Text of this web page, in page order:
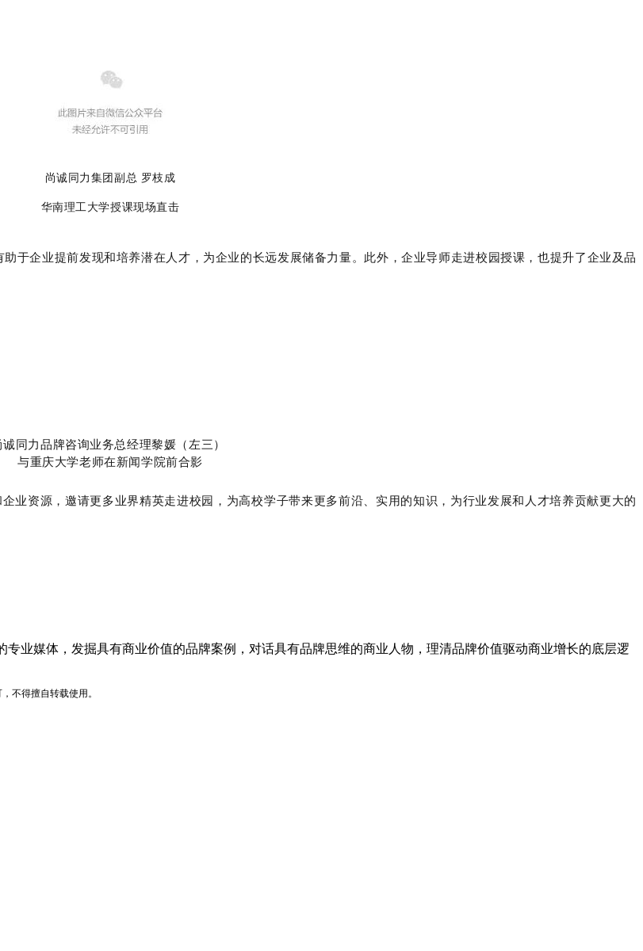
尚诚同力集团副总 罗枝成
华南理工大学授课现场直击
于企业提前发现和培养潜在人才，为企业的长远发展储备力量。此外，企业导师走进校园授课，也提升了企业及品
诚同力品牌咨询业务总经理黎媛（左三）
与重庆大学老师在新闻学院前合影
业资源，邀请更多业界精英走进校园，为高校学子带来更多前沿、实用的知识，为行业发展和人才培养贡献更大的
专业媒体，发掘具有商业价值的品牌案例，对话具有品牌思维的商业人物，理清品牌价值驱动商业增长的底层逻
不得擅自转载使用。